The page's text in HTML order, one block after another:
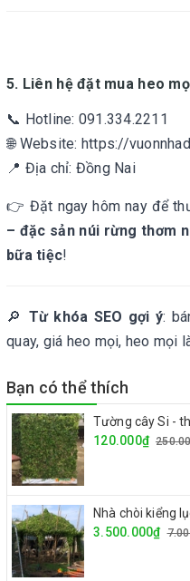
5. Liên hệ đặt mua heo
📞 Hotline: 091.334.2211
🌐 Website: https://
📍 Địa chỉ: Đồng Nai
👉 Đặt ngay hôm nay để
– đặc sản núi rừng thơm
bữa tiệc!
🔎 Từ khóa SEO gợi ý:
quay, giá heo mọi, heo mọi
Bạn có thể thích
Tường cây Si -
120.000₫
Nhà chòi kiểng
3.500.000₫